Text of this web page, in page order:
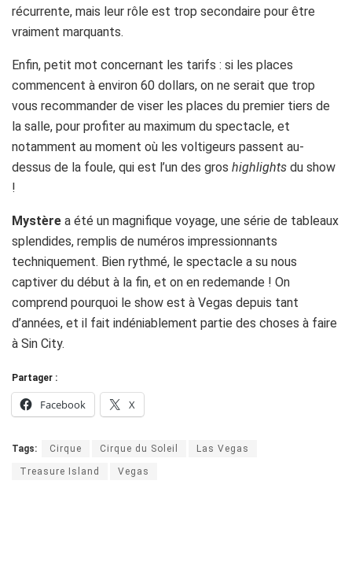
récurrente, mais leur rôle est trop secondaire pour être
vraiment marquants.
Enfin, petit mot concernant les tarifs : si les places
commencent à environ 60 dollars, on ne serait que trop
vous recommander de viser les places du premier tiers de
la salle, pour profiter au maximum du spectacle, et
notamment au moment où les voltigeurs passent au-
dessus de la foule, qui est l’un des gros highlights du show
!
Mystère a été un magnifique voyage, une série de tableaux
splendides, remplis de numéros impressionnants
techniquement. Bien rythmé, le spectacle a su nous
captiver du début à la fin, et on en redemande ! On
comprend pourquoi le show est à Vegas depuis tant
d’années, et il fait indéniablement partie des choses à faire
à Sin City.
Partager :
Facebook X
Tags: Cirque Cirque du Soleil Las Vegas
Treasure Island Vegas